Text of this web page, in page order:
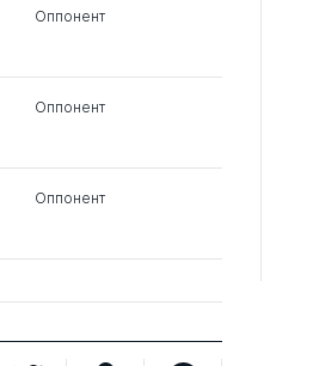
Оппонент
Оппонент
Оппонент